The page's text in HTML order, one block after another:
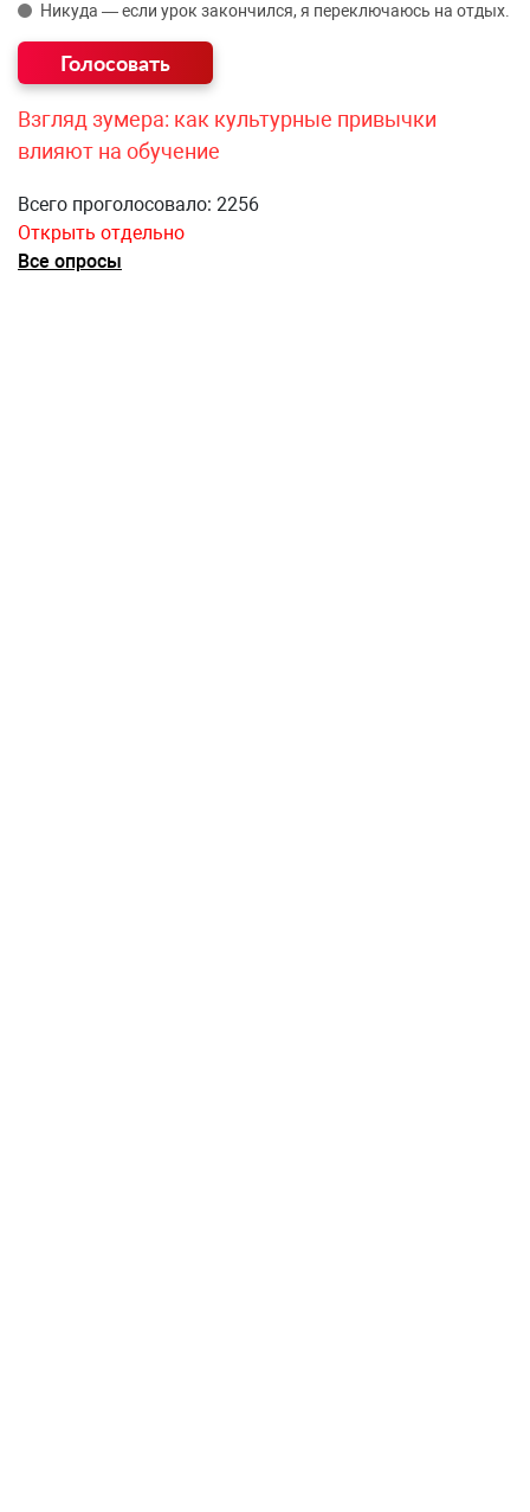
Никуда — если урок закончился, я переключаюсь на отдых.
Взгляд зумера: как культурные привычки
влияют на обучение
Всего проголосовало: 2256
Открыть отдельно
Все опросы